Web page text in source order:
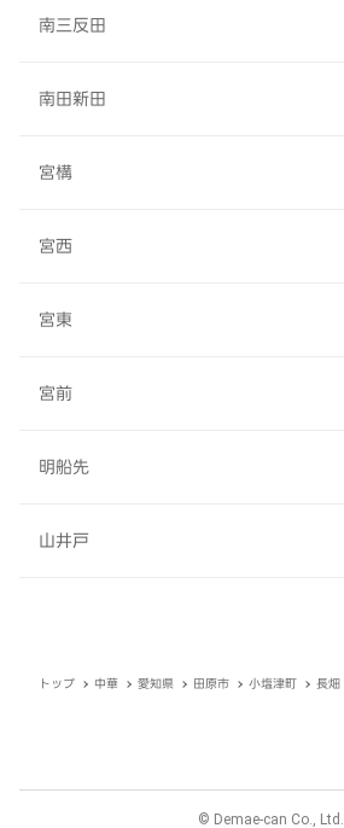
南三反田
南田新田
宮構
宮西
宮東
宮前
明船先
山井戸
トップ 中華 愛知県 田原市 小塩津町 長畑
© Demae-can Co., Ltd.